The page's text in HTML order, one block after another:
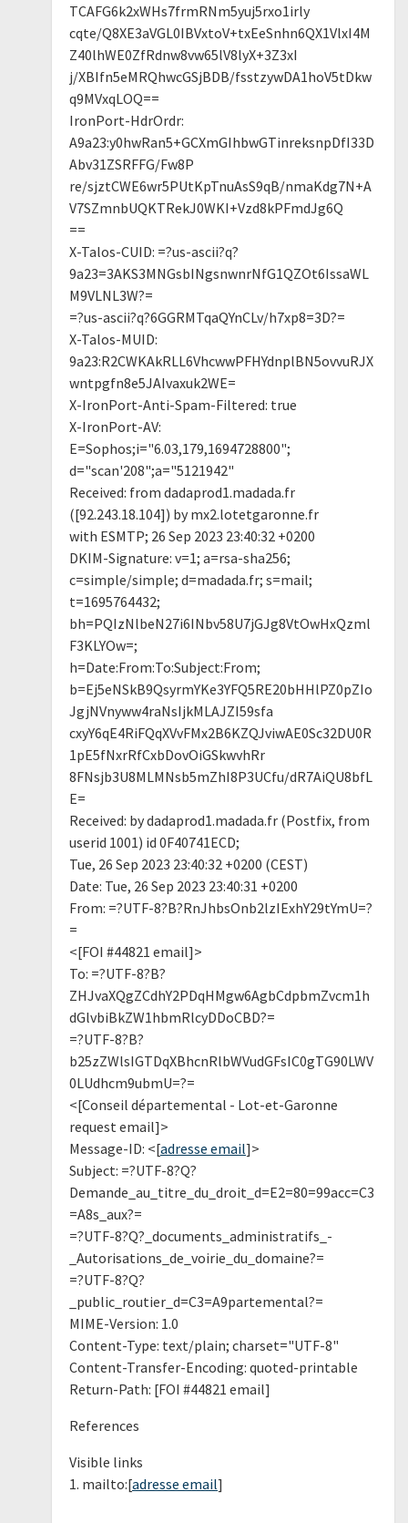
TCAFG6k2xWHs7frmRNm5yuj5rxo1irly
cqte/Q8XE3aVGL0IBVxtoV+txEeSnhn6QX1VlxI4M
Z40lhWE0ZfRdnw8vw65lV8lyX+3Z3xI
j/XBIfn5eMRQhwcGSjBDB/fsstzywDA1hoV5tDkw
q9MVxqLOQ==
IronPort-HdrOrdr:
A9a23:y0hwRan5+GCXmGIhbwGTinreksnpDfI33D
Abv31ZSRFFG/Fw8P
re/sjztCWE6wr5PUtKpTnuAsS9qB/nmaKdg7N+A
V7SZmnbUQKTRekJ0WKI+Vzd8kPFmdJg6Q
==
X-Talos-CUID: =?us-ascii?q?
9a23=3AKS3MNGsbINgsnwnrNfG1QZOt6IssaWL
M9VLNL3W?=
=?us-ascii?q?6GGRMTqaQYnCLv/h7xp8=3D?=
X-Talos-MUID:
9a23:R2CWKAkRLL6VhcwwPFHYdnplBN5ovvuRJX
wntpgfn8e5JAIvaxuk2WE=
X-IronPort-Anti-Spam-Filtered: true
X-IronPort-AV:
E=Sophos;i="6.03,179,1694728800";
d="scan'208";a="5121942"
Received: from dadaprod1.madada.fr
([92.243.18.104]) by mx2.lotetgaronne.fr
with ESMTP; 26 Sep 2023 23:40:32 +0200
DKIM-Signature: v=1; a=rsa-sha256;
c=simple/simple; d=madada.fr; s=mail;
t=1695764432;
bh=PQIzNlbeN27i6INbv58U7jGJg8VtOwHxQzml
F3KLYOw=;
h=Date:From:To:Subject:From;
b=Ej5eNSkB9QsyrmYKe3YFQ5RE20bHHlPZ0pZIo
JgjNVnyww4raNsIjkMLAJZI59sfa
cxyY6qE4RiFQqXVvFMx2B6KZQJviwAE0Sc32DU0R
1pE5fNxrRfCxbDovOiGSkwvhRr
8FNsjb3U8MLMNsb5mZhI8P3UCfu/dR7AiQU8bfL
E=
Received: by dadaprod1.madada.fr (Postfix, from
userid 1001) id 0F40741ECD;
Tue, 26 Sep 2023 23:40:32 +0200 (CEST)
Date: Tue, 26 Sep 2023 23:40:31 +0200
From: =?UTF-8?B?RnJhbsOnb2lzIExhY29tYmU=?
=
<[FOI #44821 email]>
To: =?UTF-8?B?
ZHJvaXQgZCdhY2PDqHMgw6AgbCdpbmZvcm1h
dGlvbiBkZW1hbmRlcyDDoCBD?=
=?UTF-8?B?
b25zZWlsIGTDqXBhcnRlbWVudGFsIC0gTG90LWV
0LUdhcm9ubmU=?=
<[Conseil départemental - Lot-et-Garonne
request email]>
Message-ID: <[adresse email]>
Subject: =?UTF-8?Q?
Demande_au_titre_du_droit_d=E2=80=99acc=C3
=A8s_aux?=
=?UTF-8?Q?_documents_administratifs_-
_Autorisations_de_voirie_du_domaine?=
=?UTF-8?Q?
_public_routier_d=C3=A9partemental?=
MIME-Version: 1.0
Content-Type: text/plain; charset="UTF-8"
Content-Transfer-Encoding: quoted-printable
Return-Path: [FOI #44821 email]
References
Visible links
1. mailto:[adresse email]